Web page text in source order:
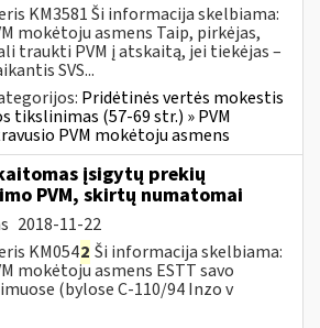
KM3581 Ši informacija skelbiama:
mokėtoju asmens Taip, pirkėjas,
traukti PVM į atskaitą, jei tiekėjas –
SVS...
Pridėtinės vertės mokestis
tikslinimas (57-69 str.) » PVM
PVM mokėtoju asmens
įsigytų prekių
PVM, skirtų numatomai
2018-11-22
KM0542 Ši informacija skelbiama:
mokėtoju asmens ESTT savo
(bylose C-110/94 Inzo v